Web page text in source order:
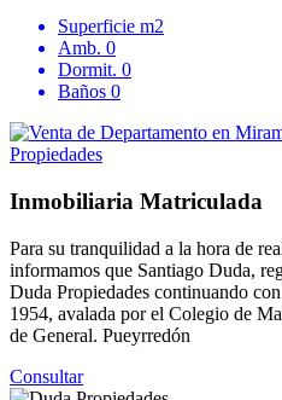
Superficie m2
Amb. 0
Dormit. 0
Baños 0
Inmobiliaria Matriculada
Para su tranquilidad a la hora de
informamos que Santiago Duda,
Duda Propiedades continuando
1954, avalada por el Colegio de
de General. Pueyrredón
Consultar